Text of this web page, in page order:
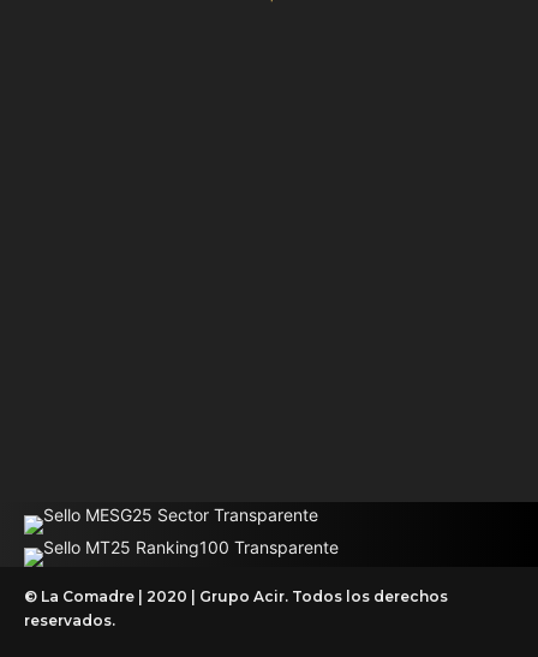
© La Comadre | 2020 | Grupo Acir. Todos los derechos
reservados.